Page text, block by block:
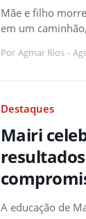
Mãe e filho
em um
Por Agmar Rios -
Destaques
Mairi
A educação de